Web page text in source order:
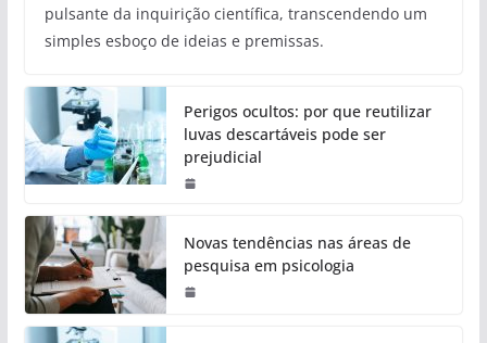
pulsante da inquirição científica, transcendendo um
simples esboço de ideias e premissas.
Perigos ocultos: por que reutilizar
luvas descartáveis pode ser
prejudicial
Novas tendências nas áreas de
pesquisa em psicologia